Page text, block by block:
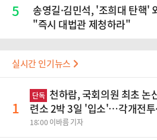
5
송영길·김민석, '조희대 탄핵
"즉시 대법관 제청하라"
실시간 인기뉴스
1
단독 천하람, 국회의원 최초 논
련소 2박 3일 '입소'…각개전투
행군 한다
18:00 이바름 기자